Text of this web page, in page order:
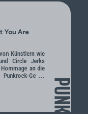
PUNK
You Are
Künstlern wie
Circle Jerks
an die
Punkrock-Ge ...